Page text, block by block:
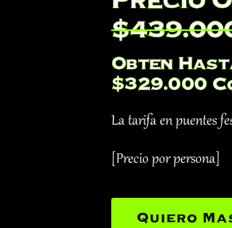
Obten
$329.000
La tarifa en puentes
[Precio por persona]
Quiero